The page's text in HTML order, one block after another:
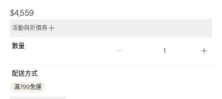
$4,559
活動與折價券
數量
配送方式
滿799免運